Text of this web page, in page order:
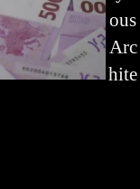
ous
Arc
hite